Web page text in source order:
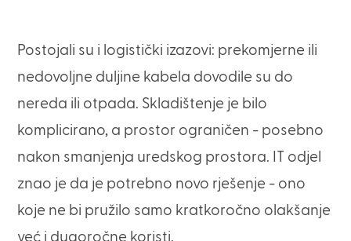
Postojali su i logistički izazovi: prekomjerne ili
nedovoljne duljine kabela dovodile su do
nereda ili otpada. Skladištenje je bilo
komplicirano, a prostor ograničen - posebno
nakon smanjenja uredskog prostora. IT odjel
znao je da je potrebno novo rješenje - ono
koje ne bi pružilo samo kratkoročno olakšanje
već i dugoročne koristi.